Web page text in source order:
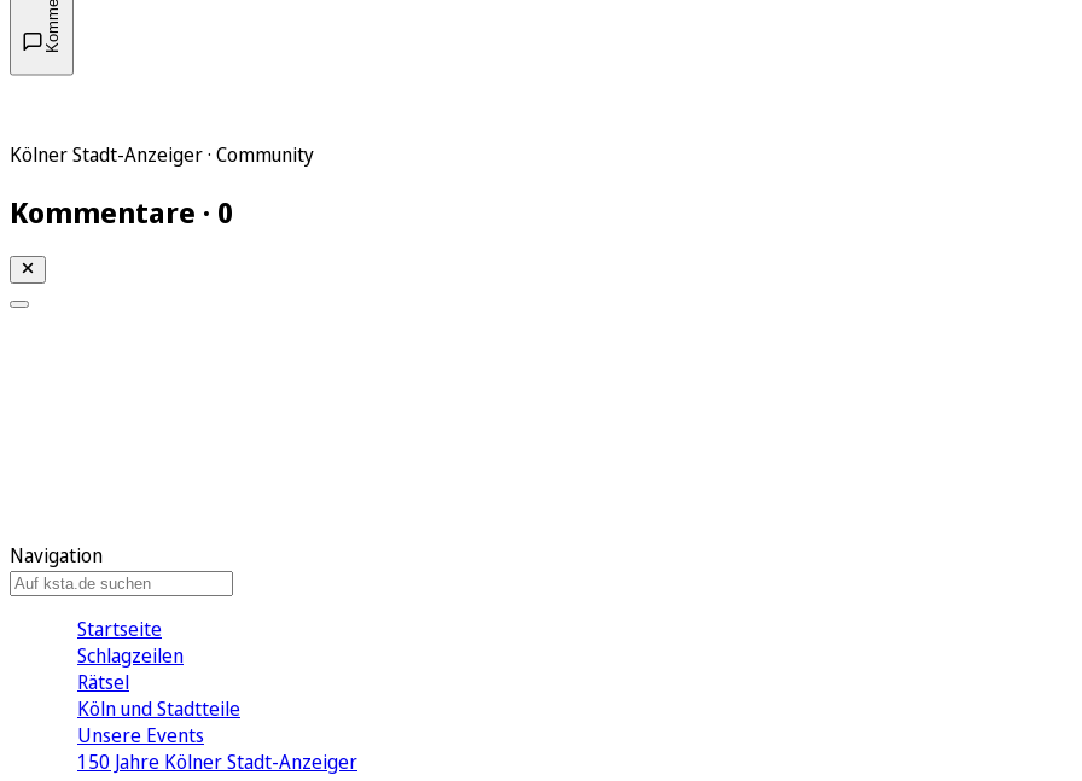
Kölner Stadt-Anzeiger · Community
Kommentare · 0
Navigation
Startseite
Schlagzeilen
Rätsel
Köln und Stadtteile
Unsere Events
150 Jahre Kölner Stadt-Anzeiger